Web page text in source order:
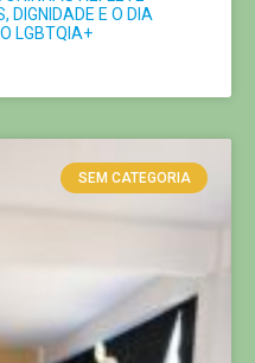
DIGNIDADE E O DIA
LGBTQIA+
SEM CATEGORIA